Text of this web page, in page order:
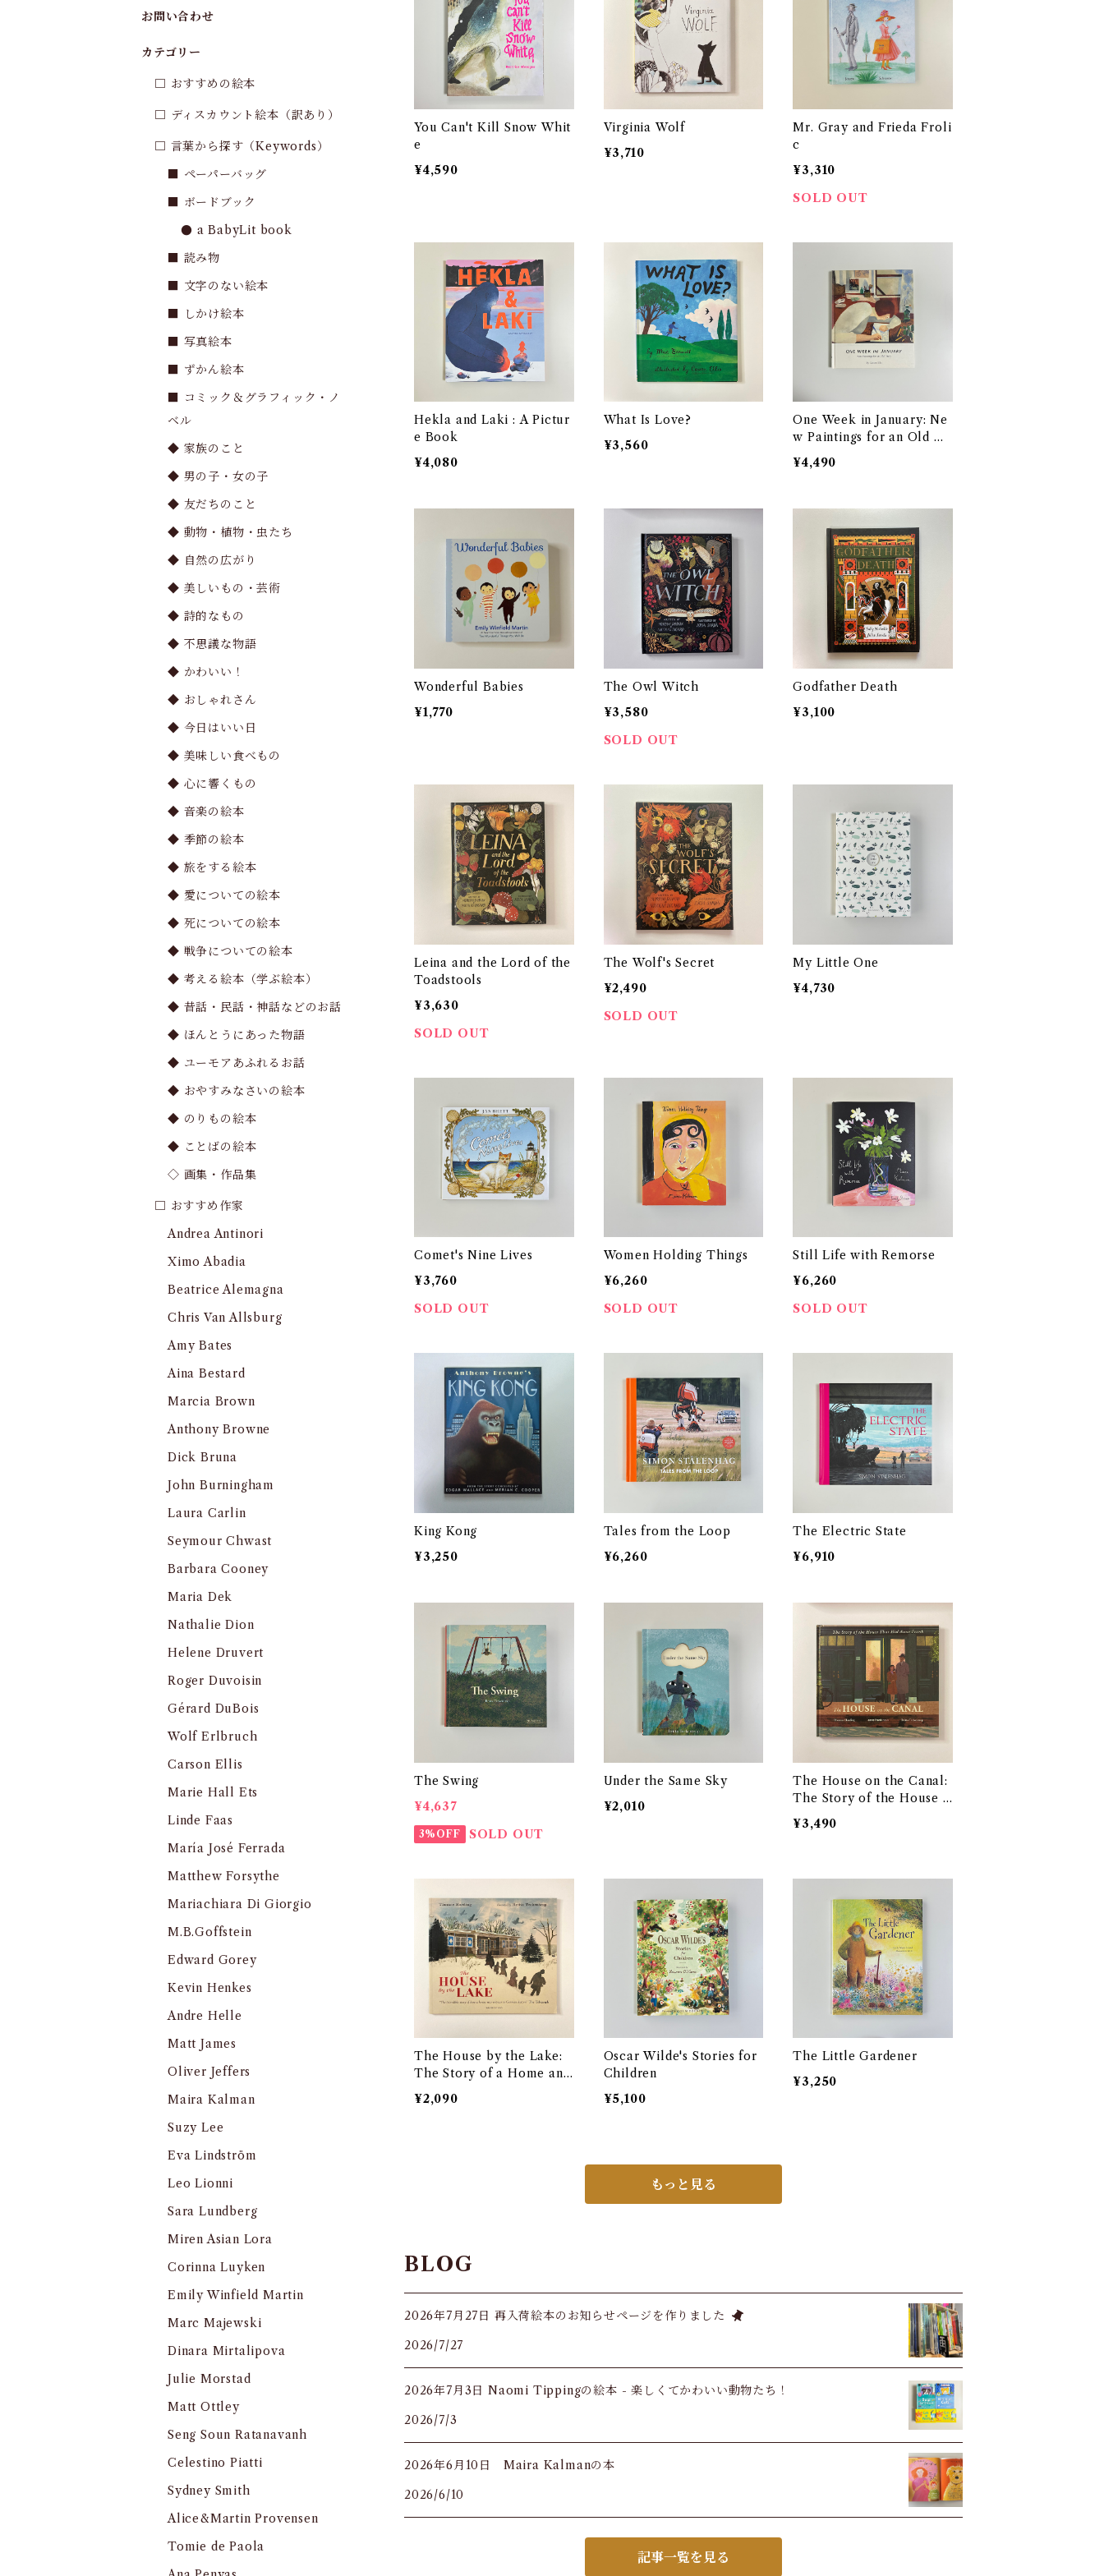
You Can't Kill Snow Whit
e
¥4,590
Virginia Wolf
¥3,710
Mr. Gray and Frieda Froli
c
¥3,310
SOLD OUT
Hekla and Laki : A Pictur
e Book
¥4,080
What Is Love?
¥3,560
One Week in January: Ne
w Paintings for an Old Di
ary
¥4,490
Wonderful Babies
¥1,770
The Owl Witch
¥3,580
SOLD OUT
Godfather Death
¥3,100
Leina and the Lord of the
Toadstools
¥3,630
SOLD OUT
The Wolf's Secret
¥2,490
SOLD OUT
My Little One
¥4,730
Comet's Nine Lives
¥3,760
SOLD OUT
Women Holding Things
¥6,260
SOLD OUT
Still Life with Remorse
¥6,260
SOLD OUT
King Kong
¥3,250
Tales from the Loop
¥6,260
The Electric State
¥6,910
The Swing
¥4,637
3%OFF SOLD OUT
Under the Same Sky
¥2,010
The House on the Canal:
The Story of the House t
hat Hid Anne Frank
¥3,490
The House by the Lake:
The Story of a Home and
a Hundred Years of Histo
ry
¥2,090
Oscar Wilde's Stories for
Children
¥5,100
The Little Gardener
¥3,250
もっと見る
BLOG
2026年7月27日 再入荷絵本のお知らせページを作りました
2026/7/27
2026年7月3日 Naomi Tippingの絵本 - 楽しくてかわいい動物たち！
2026/7/3
2026年6月10日 Maira Kalmanの本
2026/6/10
記事一覧を見る
お問い合わせ
カテゴリー
□ おすすめの絵本
□ ディスカウント絵本（訳あり）
□ 言葉から探す（Keywords）
■ ペーパーバッグ
■ ボードブック
● a BabyLit book
■ 読み物
■ 文字のない絵本
■ しかけ絵本
■ 写真絵本
■ ずかん絵本
■ コミック＆グラフィック・ノ
ベル
◆ 家族のこと
◆ 男の子・女の子
◆ 友だちのこと
◆ 動物・植物・虫たち
◆ 自然の広がり
◆ 美しいもの・芸術
◆ 詩的なもの
◆ 不思議な物語
◆ かわいい！
◆ おしゃれさん
◆ 今日はいい日
◆ 美味しい食べもの
◆ 心に響くもの
◆ 音楽の絵本
◆ 季節の絵本
◆ 旅をする絵本
◆ 愛についての絵本
◆ 死についての絵本
◆ 戦争についての絵本
◆ 考える絵本（学ぶ絵本）
◆ 昔話・民話・神話などのお話
◆ ほんとうにあった物語
◆ ユーモアあふれるお話
◆ おやすみなさいの絵本
◆ のりもの絵本
◆ ことばの絵本
◇ 画集・作品集
□ おすすめ作家
Andrea Antinori
Ximo Abadia
Beatrice Alemagna
Chris Van Allsburg
Amy Bates
Aina Bestard
Marcia Brown
Anthony Browne
Dick Bruna
John Burningham
Laura Carlin
Seymour Chwast
Barbara Cooney
Maria Dek
Nathalie Dion
Helene Druvert
Roger Duvoisin
Gérard DuBois
Wolf Erlbruch
Carson Ellis
Marie Hall Ets
Linde Faas
María José Ferrada
Matthew Forsythe
Mariachiara Di Giorgio
M.B.Goffstein
Edward Gorey
Kevin Henkes
Andre Helle
Matt James
Oliver Jeffers
Maira Kalman
Suzy Lee
Eva Lindström
Leo Lionni
Sara Lundberg
Miren Asian Lora
Corinna Luyken
Emily Winfield Martin
Marc Majewski
Dinara Mirtalipova
Julie Morstad
Matt Ottley
Seng Soun Ratanavanh
Celestino Piatti
Sydney Smith
Alice&Martin Provensen
Tomie de Paola